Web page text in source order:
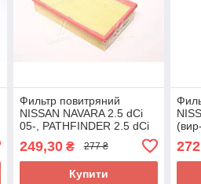
Фильтр повитряний
NISSAN NAVARA 2.5 dCi
05-, PATHFINDER 2.5 dCi
DENCKERMANN) A141166
UA58
249,30₴ 277 ₴
Купити